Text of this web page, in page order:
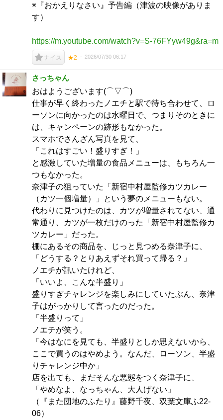
※『おかえりなさい』予告編（津波の映像がありま
す）
https://m.youtube.com/watch?v=S-76FYyw49g&ra=m
ナイス ★2 2026/07/30 06:17
さっちゃん
おはようございます(⌒▽⌒)
仕事が早く終わったノエチと駅で待ち合わせて、ロ
ーソンに向かったのは水曜日で、つまりそのときに
は、キャンペーンの跡形もなかった。
スマホでさんざん写真を見て、
「これはすごい！盛りすぎ！」
と感激していた増量の食品メニューは、もちろん一
つもなかった。
奈津子の狙っていた「新宿中村屋監修カツカレー
（カツ一個増量）」という夢のメニューもない。
代わりに見つけたのは、カツが増量されてない、通
常通り、カツが一枚だけのった「新宿中村屋監修カ
ツカレー」だった。
棚にあるその商品を、じっと見つめる奈津子に、
「どうする？とりあえずそれ買って帰る？」
ノエチが訊いたけれど、
「いいよ、こんな半盛り」
盛りすぎチャレンジを楽しみにしていたぶん、奈津
子はがっかりして言ったのだった。
「半盛りって」
ノエチが笑う。
「今はなにを見ても、半盛りとしか思えないから、
ここで買うのはやめよう。なんだ、ローソン、半盛
りチャレンジ中か」
店を出ても、まだそんな悪態をつく奈津子に、
「やめなよ、なっちゃん、大人げない」
（『また団地のふたり』藤野千夜、双葉文庫ふ22-
06）